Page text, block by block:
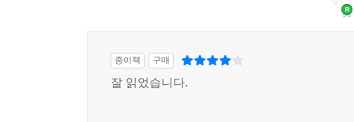
종이책 구매
잘 읽었습니다.